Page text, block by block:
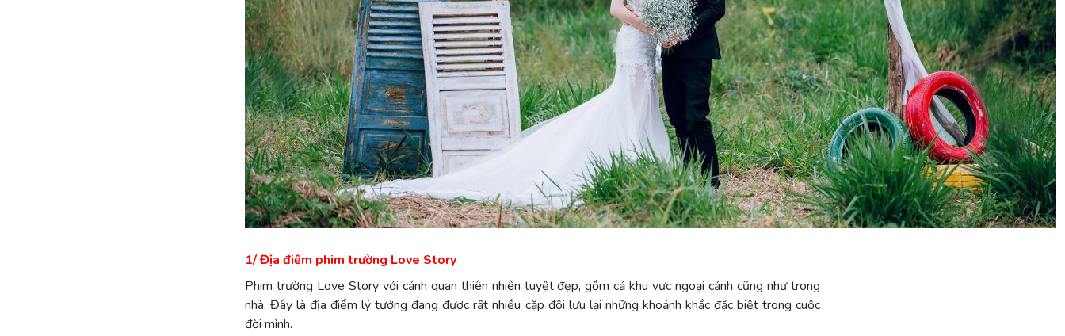
1/ Địa điểm phim trường Love Story
Phim trường Love Story với cảnh quan thiên nhiên tuyệt đẹp, gồm cả khu vực ngoại cảnh cũng như trong
nhà. Đây là địa điểm lý tưởng đang được rất nhiều cặp đôi lưu lại những khoảnh khắc đặc biệt trong cuộc
đời mình.